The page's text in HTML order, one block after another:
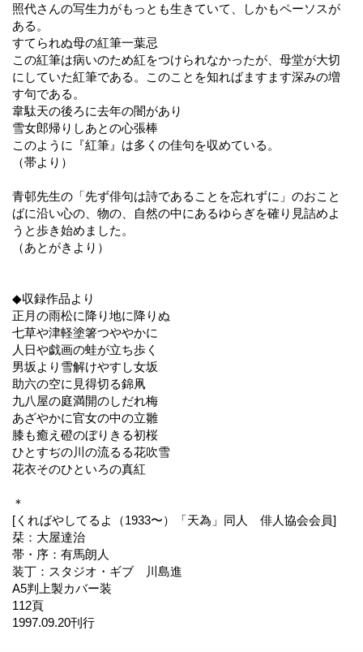
照代さんの写生力がもっとも生きていて、しかもペーソスが
ある。
すてられぬ母の紅筆一葉忌
この紅筆は病いのため紅をつけられなかったが、母堂が大切
にしていた紅筆である。このことを知ればますます深みの増
す句である。
韋駄天の後ろに去年の闇があり
雪女郎帰りしあとの心張棒
このように『紅筆』は多くの佳句を収めている。
（帯より）
青邨先生の「先ず俳句は詩であることを忘れずに」のおこと
ばに沿い心の、物の、自然の中にあるゆらぎを確り見詰めよ
うと歩き始めました。
（あとがきより）
◆収録作品より
正月の雨松に降り地に降りぬ
七草や津軽塗箸つややかに
人日や戯画の蛙が立ち歩く
男坂より雪解けやすし女坂
助六の空に見得切る錦凧
九八屋の庭満開のしだれ梅
あざやかに官女の中の立雛
膝も癒え磴のぼりきる初桜
ひとすぢの川の流るる花吹雪
花衣そのひといろの真紅
＊
[くればやしてるよ（1933〜）「天為」同人 俳人協会会員]
栞：大屋達治
帯・序：有馬朗人
装丁：スタジオ・ギブ 川島進
A5判上製カバー装
112頁
1997.09.20刊行